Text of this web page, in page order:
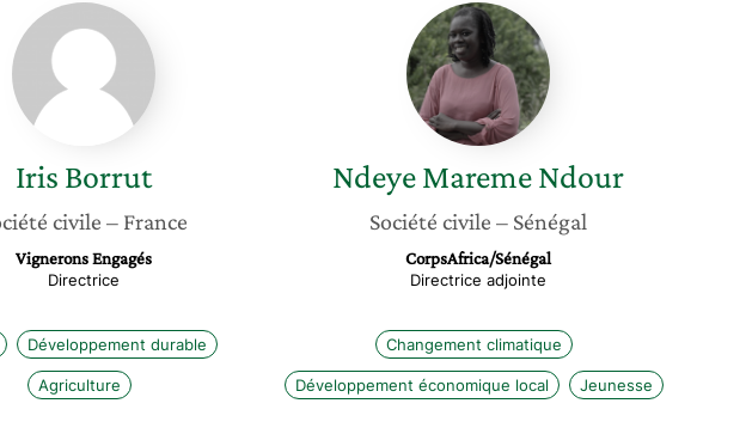
Iris
Borrut
Iris Borrut
civile – France
Vignerons Engagés
Directrice
Développement durable
Agriculture
Ndeye
Mareme
Ndour
Ndeye MaremeNdour
Société civile – Sénégal
CorpsAfrica/Sénégal
Directrice adjointe
Changement climatique
Développement économique local Jeunesse